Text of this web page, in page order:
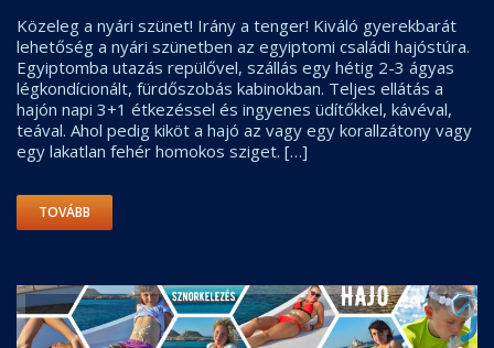
Közeleg a nyári szünet! Irány a tenger! Kiváló gyerekbarát
lehetőség a nyári szünetben az egyiptomi családi hajóstúra.
Egyiptomba utazás repülővel, szállás egy hétig 2-3 ágyas
légkondícionált, fürdőszobás kabinokban. Teljes ellátás a
hajón napi 3+1 étkezéssel és ingyenes üdítőkkel, kávéval,
teával. Ahol pedig kiköt a hajó az vagy egy korallzátony vagy
egy lakatlan fehér homokos sziget. […]
TOVÁBB